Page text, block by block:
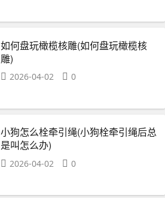
如何盘玩橄榄核雕(如何盘玩橄榄核
雕)
2026-04-02 0
小狗怎么栓牵引绳(小狗栓牵引绳后总
是叫怎么办)
2026-04-02 0